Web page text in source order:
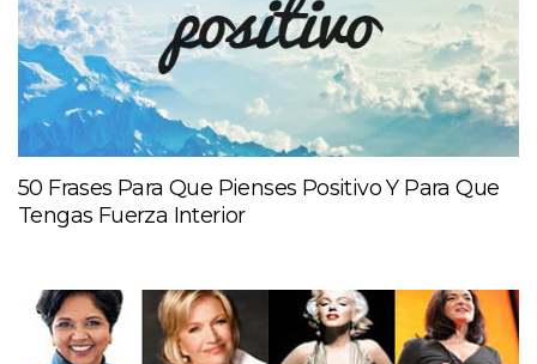
50 Frases Para Que Pienses Positivo Y Para Que
Tengas Fuerza Interior